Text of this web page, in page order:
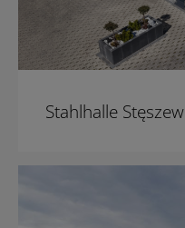
Stahlhalle Stęszew